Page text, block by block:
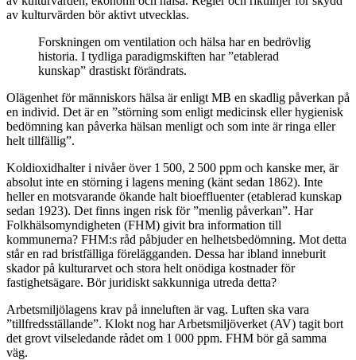
av kulturvärden bör aktivt utvecklas.
Forskningen om ventilation och hälsa har en bedrövlig
historia. I tydliga paradigmskiften har ”etablerad
kunskap” drastiskt förändrats.
Olägenhet för människors hälsa är enligt MB en skadlig påverkan på
en individ. Det är en ”störning som enligt medicinsk eller hygienisk
bedömning kan påverka hälsan menligt och som inte är ringa eller
helt tillfällig”.
Koldioxidhalter i nivåer över 1 500, 2 500 ppm och kanske mer, är
absolut inte en störning i lagens mening (känt sedan 1862). Inte
heller en motsvarande ökande halt bioeffluenter (etablerad kunskap
sedan 1923). Det finns ingen risk för ”menlig påverkan”. Har
Folkhälsomyndigheten (FHM) givit bra information till
kommunerna? FHM:s råd påbjuder en helhetsbedömning. Mot detta
står en rad bristfälliga förelägganden. Dessa har ibland inneburit
skador på kulturarvet och stora helt onödiga kostnader för
fastighetsägare. Bör juridiskt sakkunniga utreda detta?
Arbetsmiljölagens krav på inneluften är vag. Luften ska vara
”tillfredsställande”. Klokt nog har Arbetsmiljöverket (AV) tagit bort
det grovt vilseledande rådet om 1 000 ppm. FHM bör gå samma
väg.